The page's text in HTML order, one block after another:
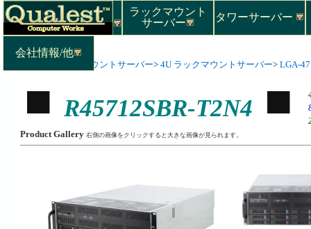
ラックマウント
サーバー
タワーサーバー
会社情報/他
ラックマウントサーバー> 4U ラックマウントサーバー> LGA-
R45712SBR-T2N4
Product Gallery 右側の画像をクリックすると大きな画像が見られます。